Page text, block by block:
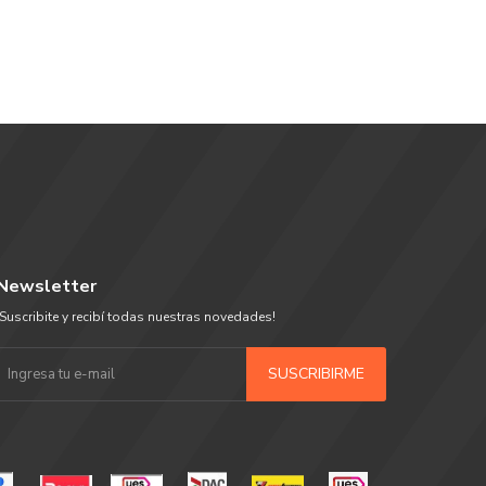
y recibí todas nuestras novedades!
SUSCRIBIRME